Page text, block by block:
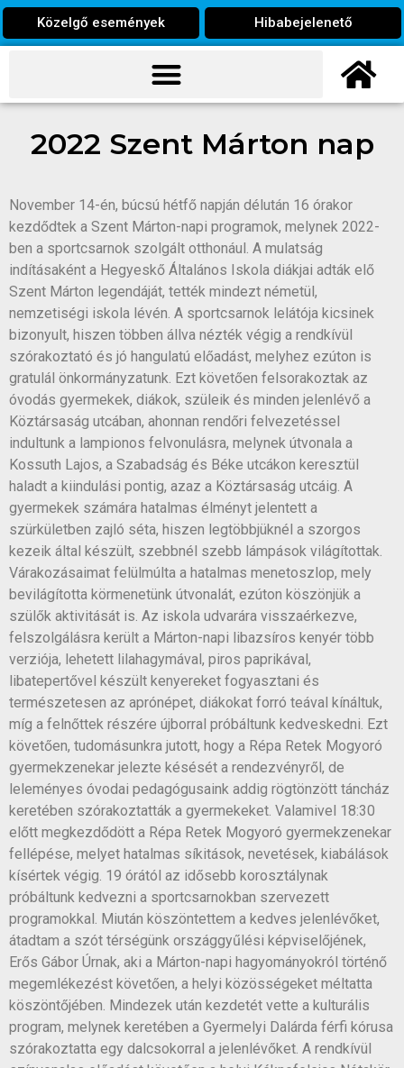
Közelgő események Hibabejelenető
2022 Szent Márton nap
November 14-én, búcsú hétfő napján délután 16 órakor
kezdődtek a Szent Márton-napi programok, melynek 2022-
ben a sportcsarnok szolgált otthonául. A mulatság
indításaként a Hegyeskő Általános Iskola diákjai adták elő
Szent Márton legendáját, tették mindezt németül,
nemzetiségi iskola lévén. A sportcsarnok lelátója kicsinek
bizonyult, hiszen többen állva nézték végig a rendkívül
szórakoztató és jó hangulatú előadást, melyhez ezúton is
gratulál önkormányzatunk. Ezt követően felsorakoztak az
óvodás gyermekek, diákok, szüleik és minden jelenlévő a
Köztársaság utcában, ahonnan rendőri felvezetéssel
indultunk a lampionos felvonulásra, melynek útvonala a
Kossuth Lajos, a Szabadság és Béke utcákon keresztül
haladt a kiindulási pontig, azaz a Köztársaság utcáig. A
gyermekek számára hatalmas élményt jelentett a
szürkületben zajló séta, hiszen legtöbbjüknél a szorgos
kezeik által készült, szebbnél szebb lámpások világítottak.
Várakozásaimat felülmúlta a hatalmas menetoszlop, mely
bevilágította körmenetünk útvonalát, ezúton köszönjük a
szülők aktivitását is. Az iskola udvarára visszaérkezve,
felszolgálásra került a Márton-napi libazsíros kenyér több
verziója, lehetett lilahagymával, piros paprikával,
libatepertővel készült kenyereket fogyasztani és
természetesen az aprónépet, diákokat forró teával kínáltuk,
míg a felnőttek részére újborral próbáltunk kedveskedni. Ezt
követően, tudomásunkra jutott, hogy a Répa Retek Mogyoró
gyermekzenekar jelezte késését a rendezvényről, de
leleményes óvodai pedagógusaink addig rögtönzött táncház
keretében szórakoztatták a gyermekeket. Valamivel 18:30
előtt megkezdődött a Répa Retek Mogyoró gyermekzenekar
fellépése, melyet hatalmas síkitások, nevetések, kiabálások
kísértek végig. 19 órától az idősebb korosztálynak
próbáltunk kedvezni a sportcsarnokban szervezett
programokkal. Miután köszöntettem a kedves jelenlévőket,
átadtam a szót térségünk országgyűlési képviselőjének,
Erős Gábor Úrnak, aki a Márton-napi hagyományokról történő
megemlékezést követően, a helyi közösségeket méltatta
köszöntőjében. Mindezek után kezdetét vette a kulturális
program, melynek keretében a Gyermelyi Dalárda férfi kórusa
szórakoztatta egy dalcsokorral a jelenlévőket. A rendkívül